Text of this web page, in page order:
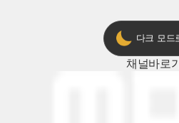
다크 모드
채널바로